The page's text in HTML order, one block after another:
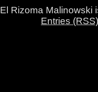
El Rizoma Malinowski
Entries (RSS)